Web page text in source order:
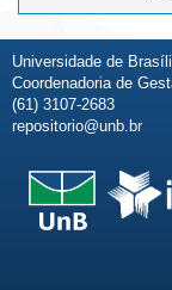
Universidade de
Coordenadoria de
(61) 3107-2683
repositorio@unb.br